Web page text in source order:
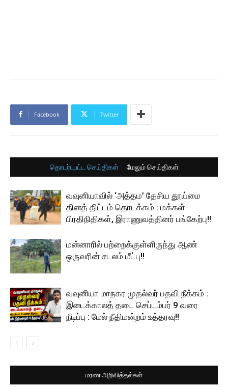
Facebook Twitter
தொடர்புபட்ட செய்திகள் மேலும் செய்திகள்
வவுனியாவில் ‘அத்தம’ தேசிய தூய்மை
தினத் திட்டம் தொடக்கம் : மக்கள்
பிரதிநிதிகள், இராணுவத்தினர் பங்கேற்பு!!
மன்னாரில் பற்றைக்குள்ளிருந்து ஆண்
ஒருவரின் சடலம் மீட்பு!!
வவுனியா மாநகர முதல்வர் பதவி நீக்கம் :
இடைக்காலத் தடை செப்டம்பர் 9 வரை
நீடிப்பு : மேல் நீதிமன்றம் உத்தரவு!!
மரண அறிவித்தல்கள்